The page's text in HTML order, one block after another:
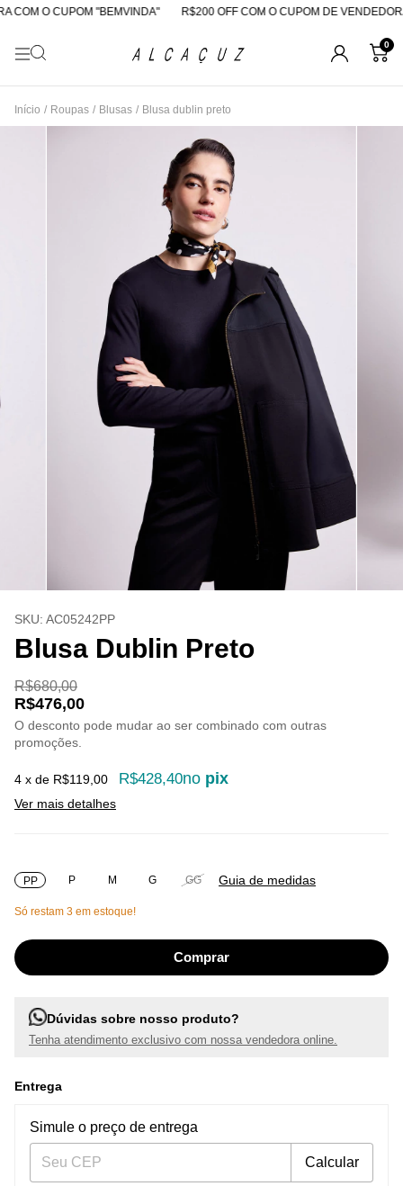
O CUPOM "BEMVINDA" R$200 OFF COM O CUPOM DE VENDEDORA
0
Início / Roupas / Blusas / Blusa dublin preto
SKU: AC05242PP
Blusa Dublin Preto
R$680,00
R$476,00
O desconto pode mudar ao ser combinado com outras
promoções.
4 x de R$119,00 R$428,40no pix
Ver mais detalhes
PP P M G GG Guia de medidas
Só restam 3 em estoque!
Dúvidas sobre nosso produto?
Tenha atendimento exclusivo com nossa vendedora online.
Entrega
Entregas para o CEP:
Simule o preço de entrega
Calcular